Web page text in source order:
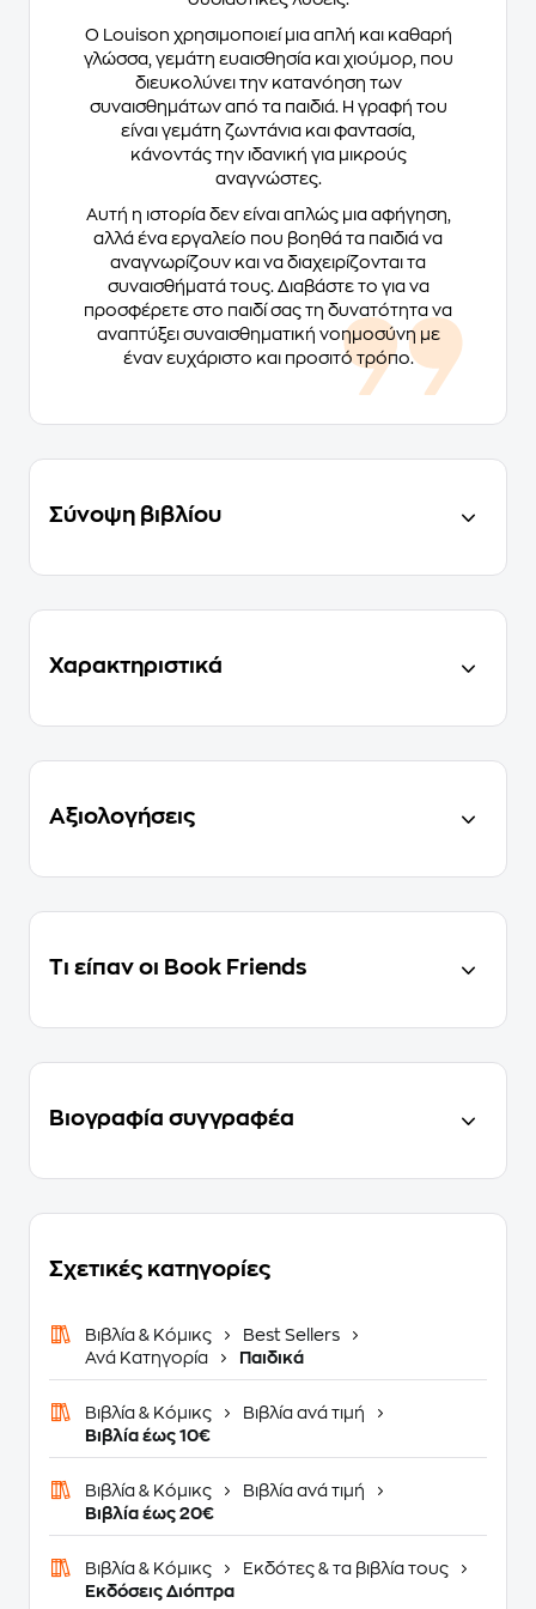
Ο Louison χρησιμοποιεί μια απλή και καθαρή
γλώσσα, γεμάτη ευαισθησία και χιούμορ, που
διευκολύνει την κατανόηση των
συναισθημάτων από τα παιδιά. Η γραφή του
είναι γεμάτη ζωντάνια και φαντασία,
κάνοντάς την ιδανική για μικρούς
αναγνώστες.
Αυτή η ιστορία δεν είναι απλώς μια αφήγηση,
αλλά ένα εργαλείο που βοηθά τα παιδιά να
αναγνωρίζουν και να διαχειρίζονται τα
συναισθήματά τους. Διαβάστε το για να
προσφέρετε στο παιδί σας τη δυνατότητα να
αναπτύξει συναισθηματική νοημοσύνη με
έναν ευχάριστο και προσιτό τρόπο.
Σύνοψη βιβλίου
Χαρακτηριστικά
Αξιολογήσεις
Τι είπαν οι Book Friends
Βιογραφία συγγραφέα
Σχετικές κατηγορίες
Βιβλία & Κόμικς
Best Sellers
Ανά Κατηγορία
Παιδικά
Βιβλία & Κόμικς
Βιβλία ανά τιμή
Βιβλία έως 10€
Βιβλία & Κόμικς
Βιβλία ανά τιμή
Βιβλία έως 20€
Βιβλία & Κόμικς
Εκδότες & τα βιβλία τους
Εκδόσεις Διόπτρα